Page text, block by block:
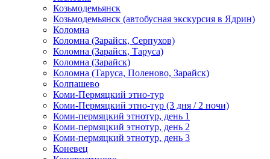
Козьмодемьянск
Козьмодемьянск (автобусная экскурсия в Ядрин)
Коломна
Коломна (Зарайск, Серпухов)
Коломна (Зарайск, Таруса)
Коломна (Зарайск)
Коломна (Таруса, Поленово, Зарайск)
Колпашево
Коми-Пермяцкий этно-тур
Коми-Пермяцкий этно-тур (3 дня / 2 ночи)
Коми-пермяцкий этнотур, день 1
Коми-пермяцкий этнотур, день 2
Коми-пермяцкий этнотур, день 3
Коневец